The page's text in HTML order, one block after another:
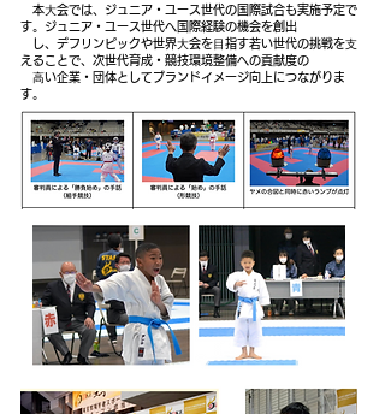
本⼤会では、ジュニア・ユース世代の国際試合も実施予定で
す。ジュニア・ユース世代へ国際経験の機会を創出
し、デフリンピックや世界⼤会を⽬指す若い世代の挑戦を⽀
えることで、次世代育成・競技環境整備への貢献度の
⾼い企業・団体としてブランドイメージ向上につながりま
す。